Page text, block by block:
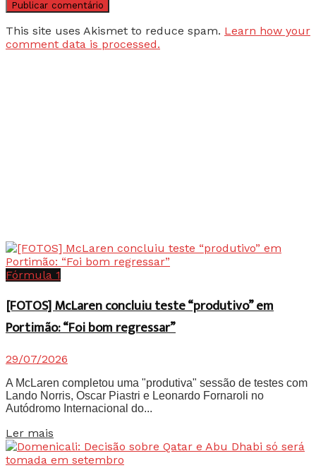
This site uses Akismet to reduce spam. Learn how your
comment data is processed.
Fórmula 1
[FOTOS] McLaren concluiu teste “produtivo” em
Portimão: “Foi bom regressar”
29/07/2026
A McLaren completou uma "produtiva" sessão de testes com
Lando Norris, Oscar Piastri e Leonardo Fornaroli no
Autódromo Internacional do...
Ler mais